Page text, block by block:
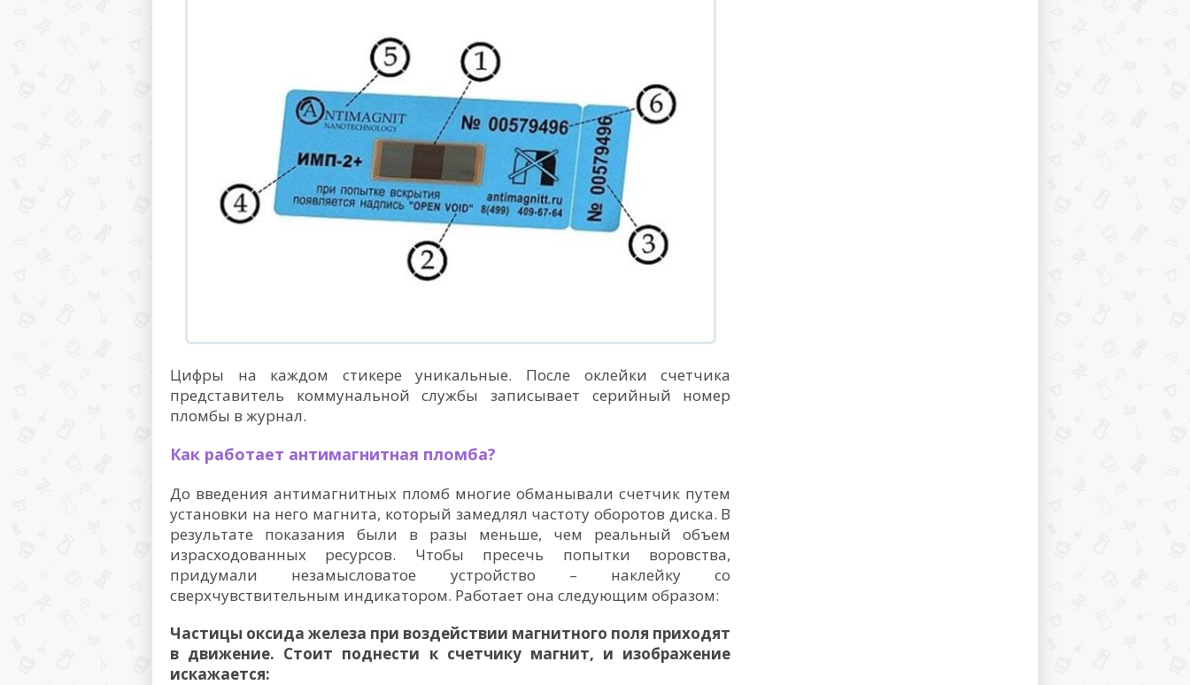
Цифры на каждом стикере уникальные. После оклейки счетчика
представитель коммунальной службы записывает серийный номер
пломбы в журнал.
Как работает антимагнитная пломба?
До введения антимагнитных пломб многие обманывали счетчик путем
установки на него магнита, который замедлял частоту оборотов диска. В
результате показания были в разы меньше, чем реальный объем
израсходованных ресурсов. Чтобы пресечь попытки воровства,
придумали незамысловатое устройство – наклейку со
сверхчувствительным индикатором. Работает она следующим образом:
Частицы оксида железа при воздействии магнитного поля приходят
в движение. Стоит поднести к счетчику магнит, и изображение
искажается: